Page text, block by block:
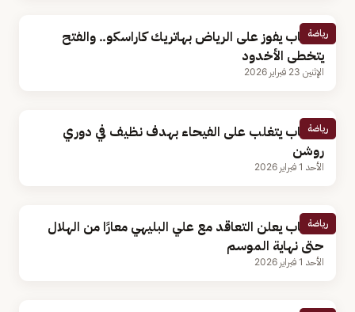
رياضة
الشباب يفوز على الرياض بهاتريك كاراسكو.. والفتح
يتخطى الأخدود
الإثنين 23 فبراير 2026
رياضة
الشباب يتغلب على الفيحاء بهدف نظيف في دوري
روشن
الأحد 1 فبراير 2026
رياضة
الشباب يعلن التعاقد مع علي البليهي معارًا من الهلال
حتى نهاية الموسم
الأحد 1 فبراير 2026